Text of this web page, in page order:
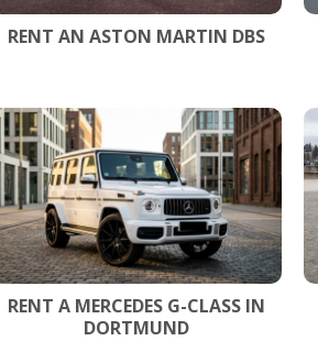
RENT AN ASTON MARTIN DBS
RENT A MERCEDES G-CLASS IN
DORTMUND